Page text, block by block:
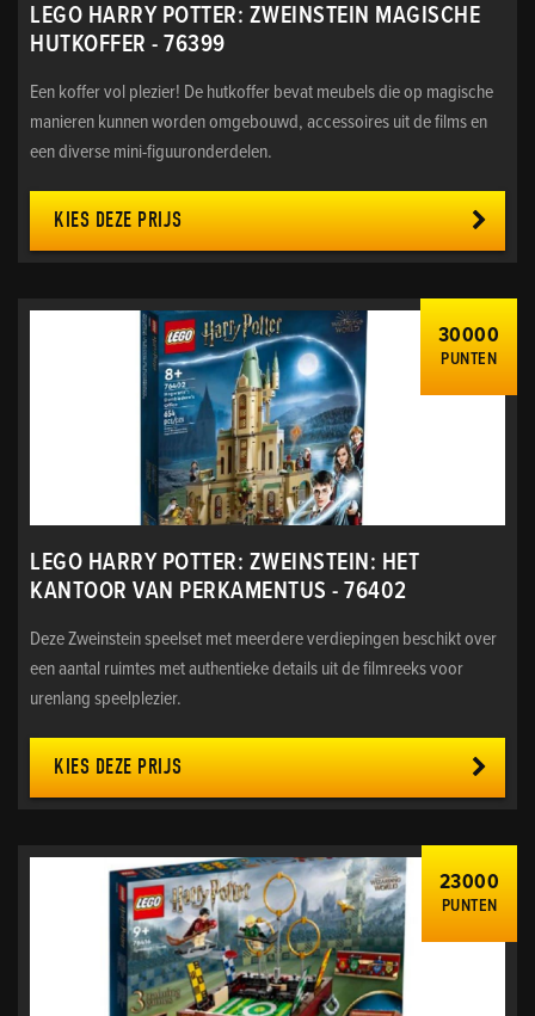
LEGO HARRY POTTER: ZWEINSTEIN MAGISCHE
HUTKOFFER - 76399
Een koffer vol plezier! De hutkoffer bevat meubels die op magische
manieren kunnen worden omgebouwd, accessoires uit de films en
een diverse mini-figuuronderdelen.
KIES DEZE PRIJS
30000
PUNTEN
LEGO HARRY POTTER: ZWEINSTEIN: HET
KANTOOR VAN PERKAMENTUS - 76402
Deze Zweinstein speelset met meerdere verdiepingen beschikt over
een aantal ruimtes met authentieke details uit de filmreeks voor
urenlang speelplezier.
KIES DEZE PRIJS
23000
PUNTEN